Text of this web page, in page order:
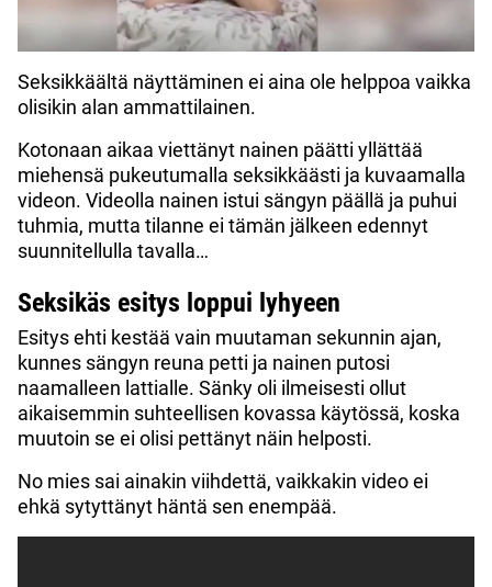
Seksikkäältä näyttäminen ei aina ole helppoa vaikka
olisikin alan ammattilainen.
Kotonaan aikaa viettänyt nainen päätti yllättää
miehensä pukeutumalla seksikkäästi ja kuvaamalla
videon. Videolla nainen istui sängyn päällä ja puhui
tuhmia, mutta tilanne ei tämän jälkeen edennyt
suunnitellulla tavalla…
Seksikäs esitys loppui lyhyeen
Esitys ehti kestää vain muutaman sekunnin ajan,
kunnes sängyn reuna petti ja nainen putosi
naamalleen lattialle. Sänky oli ilmeisesti ollut
aikaisemmin suhteellisen kovassa käytössä, koska
muutoin se ei olisi pettänyt näin helposti.
No mies sai ainakin viihdettä, vaikkakin video ei
ehkä sytyttänyt häntä sen enempää.